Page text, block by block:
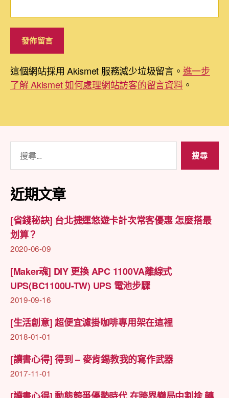
這個網站採用 Akismet 服務減少垃圾留言。 進一步
了解 Akismet 如何處理網站訪客的留言資料。
關
鍵
字:
近期文章
[省錢秘訣] 台北捷運悠遊卡計次常客優惠 怎麼搭最
划算？
2020-06-09
[Maker魂] DIY 更換 APC 1100VA離線式
UPS(BC1100U-TW) UPS 電池步驟
2019-09-16
[生活創意] 超便宜濾掛咖啡專用架在這裡
2018-01-01
[讀書心得] 得到 – 麥肯錫教我的寫作武器
2017-11-01